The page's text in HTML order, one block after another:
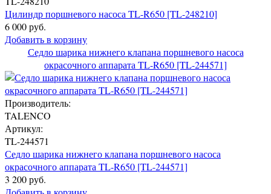
Цилиндр поршневого насоса TL-R650 [TL-248210]
6 000 руб.
Добавить в корзину
Седло шарика нижнего клапана поршневого насоса
окрасочного аппарата TL-R650 [TL-244571]
Производитель:
TALENCO
Артикул:
TL-244571
Седло шарика нижнего клапана поршневого насоса
окрасочного аппарата TL-R650 [TL-244571]
3 200 руб.